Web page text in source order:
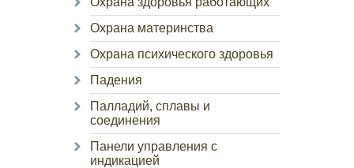
Охрана материнства
Охрана психического здоровья
Падения
Палладий, сплавы и
соединения
Панели управления с
индикацией